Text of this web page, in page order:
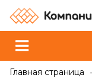
Главная страница